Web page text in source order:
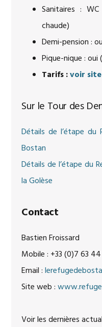
Sanitaires :
chaude)
Demi-pension :
Pique-nique : oui
Tarifs :voir
Sur le Tour des
Détails de l’étape du
Bostan
Détails de l’étape du
la Golèse
Contact
Bastien Froissard
Mobile : +33 (0)7 63
Email :
Site web :
Voir les dernières